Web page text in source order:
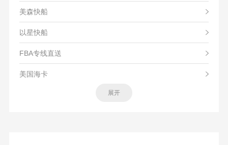
美森快船
以星快船
FBA专线直送
美国海卡
展开